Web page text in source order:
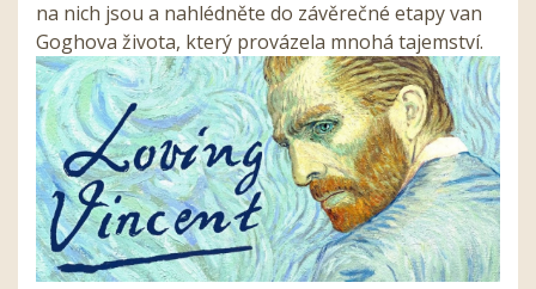
na nich jsou a nahlédněte do závěrečné etapy van
Goghova života, který provázela mnohá tajemství.